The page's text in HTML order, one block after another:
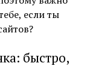
если ты
быстро,